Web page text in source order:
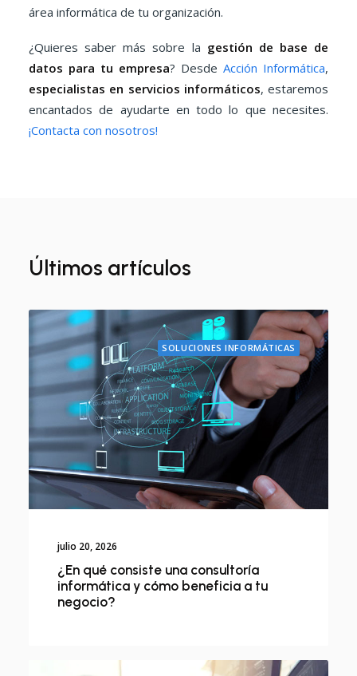
área informática de tu organización.
¿Quieres saber más sobre la gestión de base de
datos para tu empresa? Desde Acción Informática,
especialistas en servicios informáticos, estaremos
encantados de ayudarte en todo lo que necesites.
¡Contacta con nosotros!
Últimos artículos
SOLUCIONES INFORMÁTICAS
julio 20, 2026
¿En qué consiste una consultoría
informática y cómo beneficia a tu
negocio?